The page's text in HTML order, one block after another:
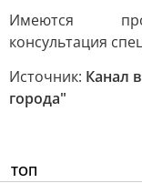
Имеются
консультация
Источник: Канал
города"
ТОП